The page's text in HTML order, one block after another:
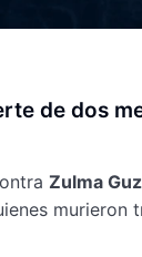
de dos
Zulma
murieron